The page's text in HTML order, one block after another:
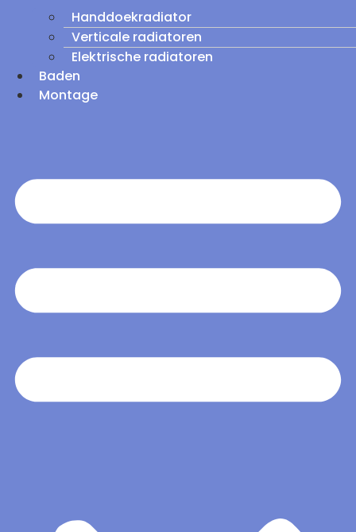
Handdoekradiator
Verticale radiatoren
Elektrische radiatoren
Baden
Montage